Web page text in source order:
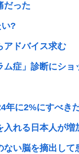
だった
?
アドバイス求む
ム症」診断にシ
年に2%にすべき
入れる日本人が
ない脳を摘出して